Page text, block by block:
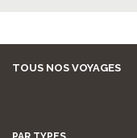
TOUS NOS VOYAGES